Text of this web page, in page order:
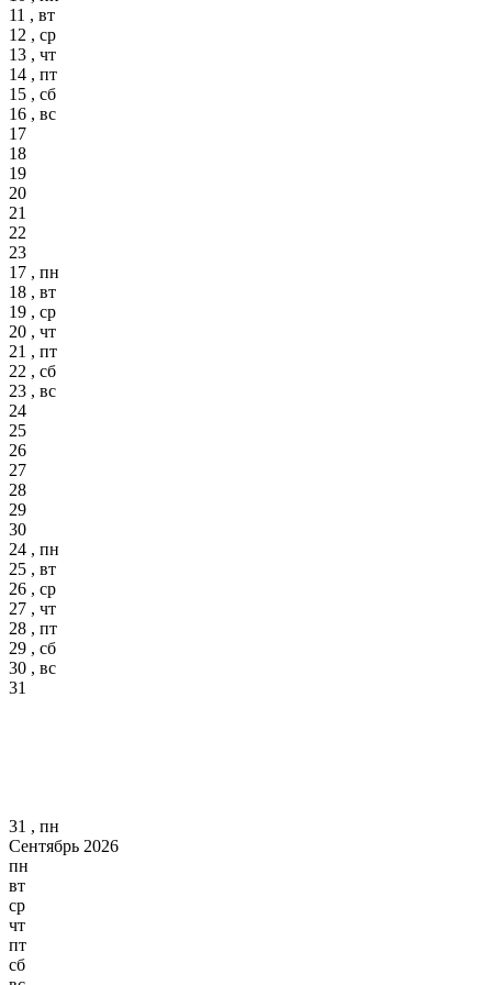
11 , вт
12 , ср
13 , чт
14 , пт
15 , сб
16 , вс
17
18
19
20
21
22
23
17 , пн
18 , вт
19 , ср
20 , чт
21 , пт
22 , сб
23 , вс
24
25
26
27
28
29
30
24 , пн
25 , вт
26 , ср
27 , чт
28 , пт
29 , сб
30 , вс
31
31 , пн
Сентябрь 2026
пн
вт
ср
чт
пт
сб